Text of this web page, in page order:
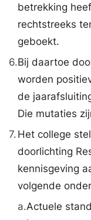
betrekking
rechtstreeks
geboekt.
6.Bij daartoe
worden
de
Die mutaties
7. Het college
doorlichting
kennisgeving
volgende
a.Actuele